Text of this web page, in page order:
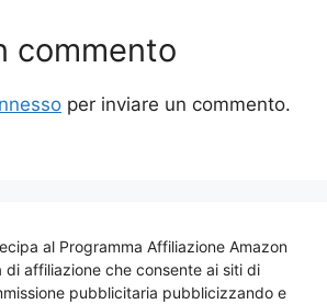
commento
per inviare un commento.
al Programma Affiliazione Amazon
di affiliazione che consente ai siti di
pubblicitaria pubblicizzando e